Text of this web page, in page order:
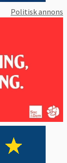
Politisk annons